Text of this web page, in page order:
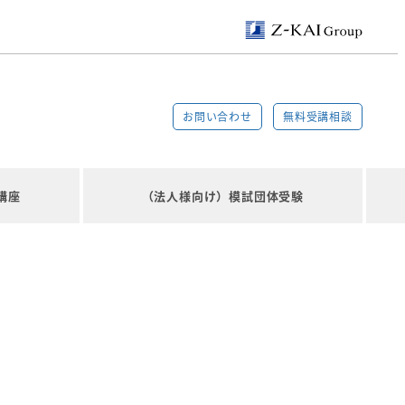
お問い合わせ 無料受講相談
座 （法人様向け）模試団体受験